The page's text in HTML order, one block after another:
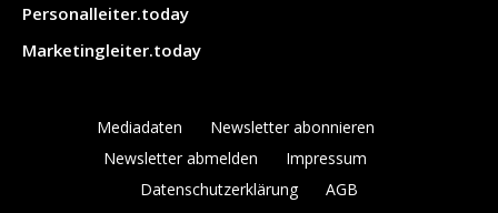
Personalleiter.today
Marketingleiter.today
Mediadaten
Newsletter abonnieren
Newsletter abmelden
Impressum
Datenschutzerklärung
AGB